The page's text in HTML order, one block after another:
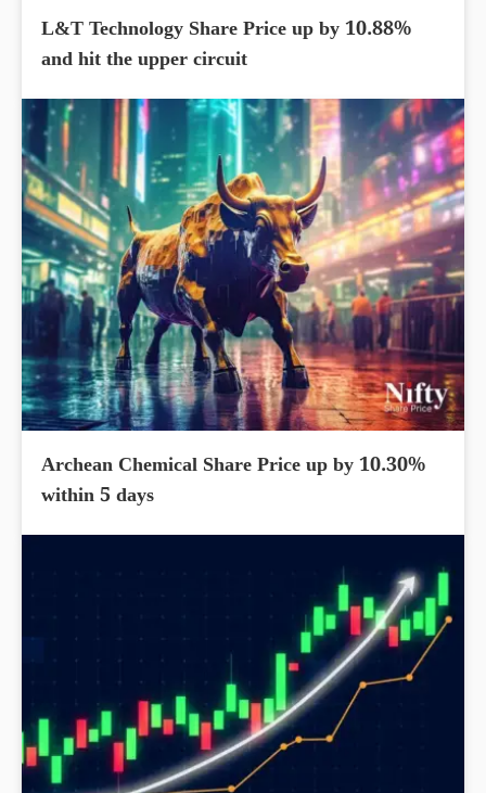
L&T Technology Share Price up by 10.88%
and hit the upper circuit
Archean Chemical Share Price up by 10.30%
within 5 days